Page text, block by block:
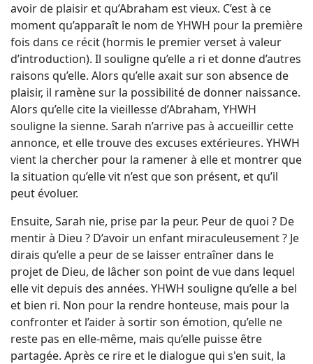
avoir de plaisir et qu’Abraham est vieux. C’est à ce
moment qu’apparaît le nom de YHWH pour la première
fois dans ce récit (hormis le premier verset à valeur
d’introduction). Il souligne qu’elle a ri et donne d’autres
raisons qu’elle. Alors qu’elle axait sur son absence de
plaisir, il ramène sur la possibilité de donner naissance.
Alors qu’elle cite la vieillesse d’Abraham, YHWH
souligne la sienne. Sarah n’arrive pas à accueillir cette
annonce, et elle trouve des excuses extérieures. YHWH
vient la chercher pour la ramener à elle et montrer que
la situation qu’elle vit n’est que son présent, et qu’il
peut évoluer.
Ensuite, Sarah nie, prise par la peur. Peur de quoi ? De
mentir à Dieu ? D’avoir un enfant miraculeusement ? Je
dirais qu’elle a peur de se laisser entraîner dans le
projet de Dieu, de lâcher son point de vue dans lequel
elle vit depuis des années. YHWH souligne qu’elle a bel
et bien ri. Non pour la rendre honteuse, mais pour la
confronter et l’aider à sortir son émotion, qu’elle ne
reste pas en elle-même, mais qu’elle puisse être
partagée. Après ce rire et le dialogue qui s'en suit, la